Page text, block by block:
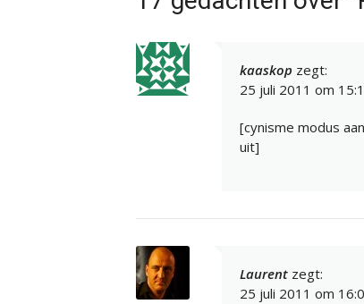
kaaskop zegt:
25 juli 2011 om
[cynisme modus
uit]
Laurent zegt:
25 juli 2011 om